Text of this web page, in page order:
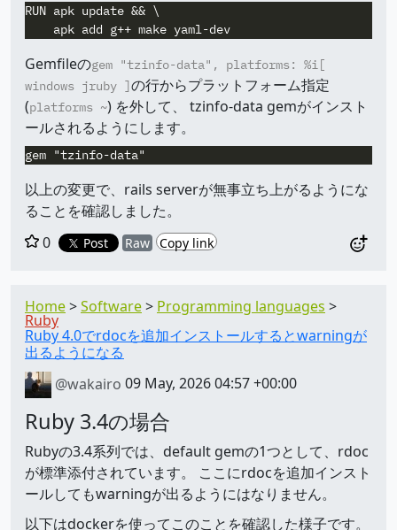
RUN apk update && \
Gemfileのgem "tzinfo-data", platforms: %i[
windows jruby ]の行からプラットフォーム指定
(platforms ~) を外して、 tzinfo-data gemがインスト
ールされるようにします。
以上の変更で、rails serverが無事立ち上がるようにな
ることを確認しました。
0
Post Raw Copy link
Home Software Programming languages
Ruby
Ruby 4.0でrdocを追加インストールするとwarningが
出るようになる
@wakairo 09 May, 2026 04:57 +00:00
Ruby 3.4の場合
Rubyの3.4系列では、default gemの1つとして、rdoc
が標準添付されています。 ここにrdocを追加インスト
ールしてもwarningが出るようにはなりません。
以下はdockerを使ってこのことを確認した様子です。